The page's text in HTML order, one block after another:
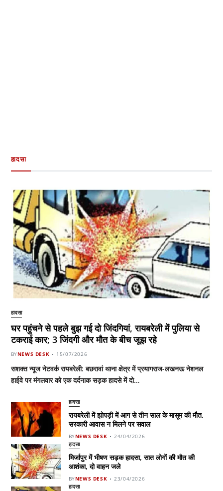
हादसा
हादसा
घर पहुंचने से पहले बुझ गई दो जिंदगियां, रायबरेली में पुलिया से
टकराई कार; 3 जिंदगी और मौत के बीच जूझ रहे
BYNEWS DESK 15/07/2026
सशक्त न्यूज नेटवर्क रायबरेली: बछरावां थाना क्षेत्र में प्रयागराज-लखनऊ नेशनल
हाईवे पर मंगलवार को एक दर्दनाक सड़क हादसे में दो…
हादसा
रायबरेली में झोपड़ी में आग से तीन साल के मासूम की मौत,
सरकारी आवास न मिलने पर सवाल
BYNEWS DESK 24/04/2026
हादसा
मिर्जापुर में भीषण सड़क हादसा, सात लोगों की मौत की
आशंका, दो वाहन जले
BYNEWS DESK 23/04/2026
हादसा